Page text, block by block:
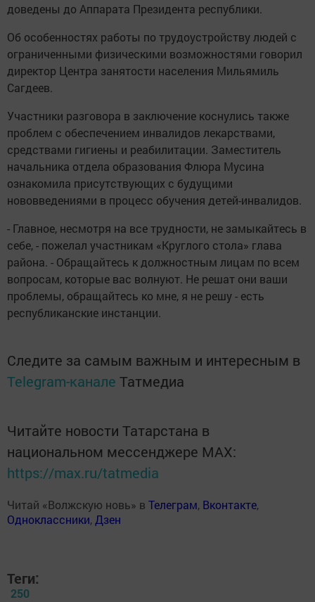
доведены до Аппарата Президента республики.
Об особенностях работы по трудоустройству людей с
ограниченными физическими возможностями говорил
директор Центра занятости населения Мильямиль
Сагдеев.
Участники разговора в заключение коснулись также
проблем с обеспечением инвалидов лекарствами,
средствами гигиены и реабилитации. Заместитель
начальника отдела образования Флюра Мусина
ознакомила присутствующих с будущими
нововведениями в процесс обучения детей-инвалидов.
- Главное, несмотря на все трудности, не замыкайтесь в
себе, - пожелал участникам «Круглого стола» глава
района. - Обращайтесь к должностным лицам по всем
вопросам, которые вас волнуют. Не решат они ваши
проблемы, обращайтесь ко мне, я не решу - есть
республиканские инстанции.
Следите за самым важным и интересным в
Telegram-канале Татмедиа
Читайте новости Татарстана в
национальном мессенджере MАХ:
https://max.ru/tatmedia
Читай «Волжскую новь» в Телеграм, Вконтакте,
Одноклассники, Дзен
Теги:
250